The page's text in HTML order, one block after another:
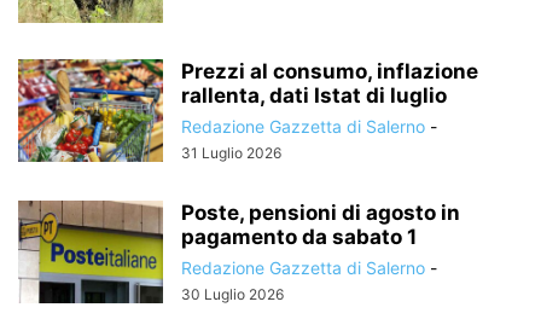
Prezzi al consumo, inflazione
rallenta, dati Istat di luglio
Redazione Gazzetta di Salerno -
31 Luglio 2026
Poste, pensioni di agosto in
pagamento da sabato 1
Redazione Gazzetta di Salerno -
30 Luglio 2026